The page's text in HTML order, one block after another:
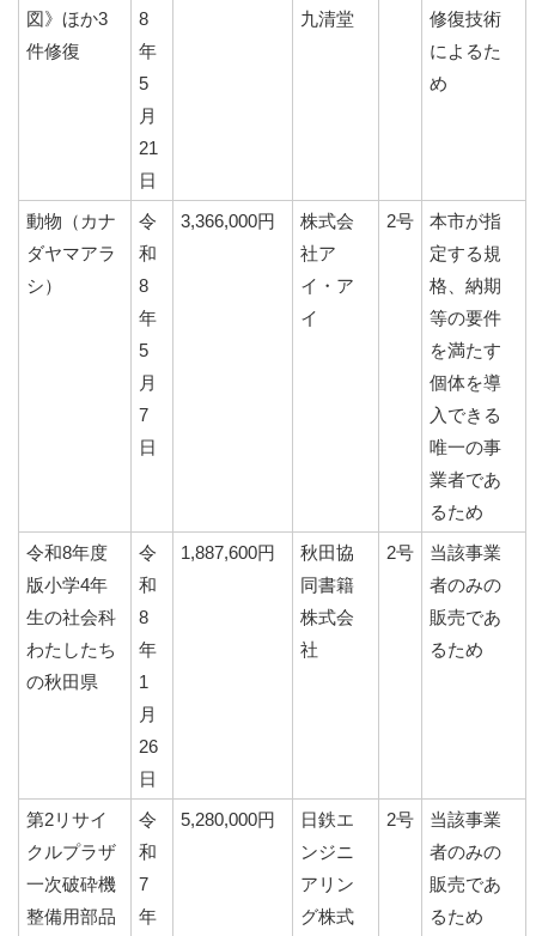
図》ほか3
件修復
8
年
5
月
21
日
九清堂
修復技術
によるた
め
動物（カナ
ダヤマアラ
シ）
令
和
8
年
5
月
7
日
3,366,000円
株式会
社ア
イ・ア
イ
2号
本市が指
定する規
格、納期
等の要件
を満たす
個体を導
入できる
唯一の事
業者であ
るため
令和8年度
版小学4年
生の社会科
わたしたち
の秋田県
令
和
8
年
1
月
26
日
1,887,600円
秋田協
同書籍
株式会
社
2号
当該事業
者のみの
販売であ
るため
第2リサイ
クルプラザ
一次破砕機
整備用部品
令
和
7
年
5,280,000円
日鉄エ
ンジニ
アリン
グ株式
2号
当該事業
者のみの
販売であ
るため